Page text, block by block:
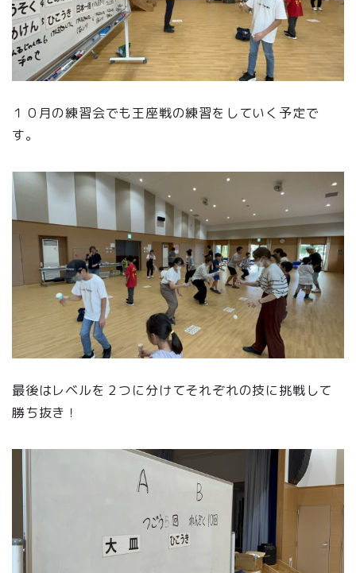
１０月の練習会でも王座戦の練習をしていく予定で
す。
最後はレベルを２つに分けてそれぞれの技に挑戦して
勝ち抜き！